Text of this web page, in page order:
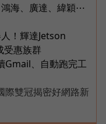
海、廣達、緯穎⋯
！輝達Jetson
受惠族群
Gmail、自動跑完工
際雙冠揭密好網路新